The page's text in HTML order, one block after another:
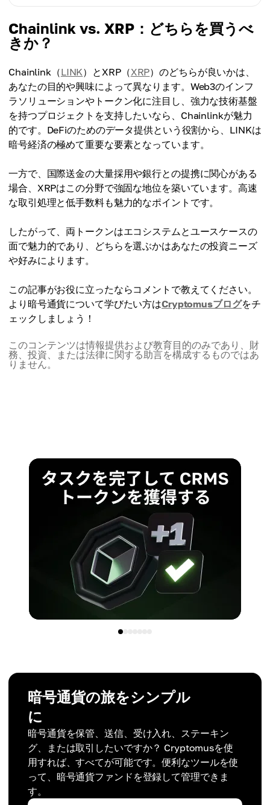
Ripple (XRP)
サンタンデール、アメックス、SBIホールディングス
オラクル、CCIP、DeFiサポート
RippleNet、XRP Ledger、サイドチェーン、NFT、
DEX
Chainlink vs. XRP：どちらを買うべ
きか？
Chainlink（LINK）とXRP（XRP）のどちらが良いかは、
あなたの目的や興味によって異なります。Web3のインフ
ラソリューションやトークン化に注目し、強力な技術基盤
を持つプロジェクトを支持したいなら、Chainlinkが魅力
的です。DeFiのためのデータ提供という役割から、LINKは
暗号経済の極めて重要な要素となっています。
一方で、国際送金の大量採用や銀行との提携に関心がある
場合、XRPはこの分野で強固な地位を築いています。高速
な取引処理と低手数料も魅力的なポイントです。
したがって、両トークンはエコシステムとユースケースの
面で魅力的であり、どちらを選ぶかはあなたの投資ニーズ
や好みによります。
この記事がお役に立ったならコメントで教えてください。
より暗号通貨について学びたい方はCryptomusブログをチ
ェックしましょう！
このコンテンツは情報提供および教育目的のみであり、財
務、投資、または法律に関する助言を構成するものではあ
りません。
暗号通貨の旅をシンプル
に
暗号通貨を保管、送信、受け入れ、ステーキン
グ、または取引したいですか？ Cryptomusを使
用すれば、すべてが可能です。便利なツールを使
って、暗号通貨ファンドを登録して管理できま
す。